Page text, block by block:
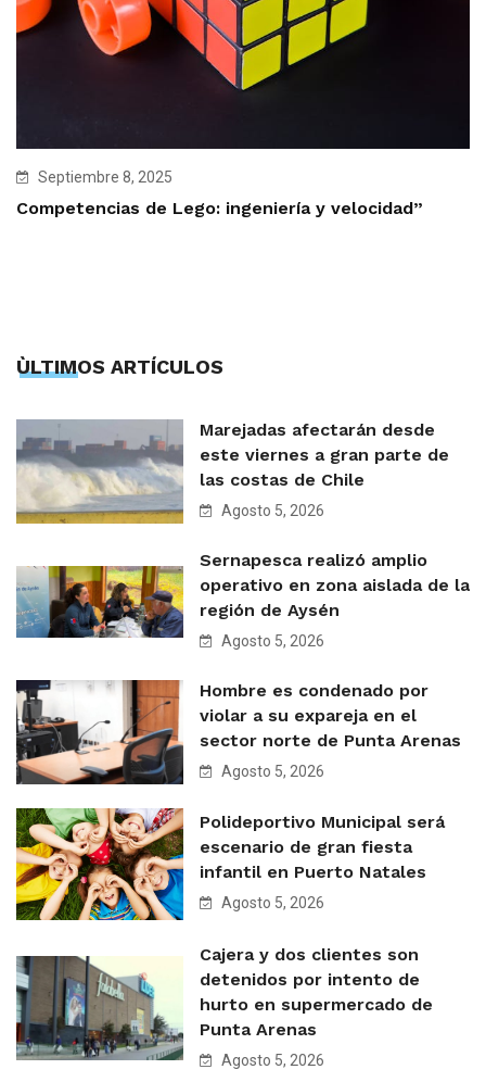
Septiembre 8, 2025
Competencias de Lego: ingeniería y velocidad”
ÙLTIMOS ARTÍCULOS
Marejadas afectarán desde
este viernes a gran parte de
las costas de Chile
Agosto 5, 2026
Sernapesca realizó amplio
operativo en zona aislada de la
región de Aysén
Agosto 5, 2026
Hombre es condenado por
violar a su expareja en el
sector norte de Punta Arenas
Agosto 5, 2026
Polideportivo Municipal será
escenario de gran fiesta
infantil en Puerto Natales
Agosto 5, 2026
Cajera y dos clientes son
detenidos por intento de
hurto en supermercado de
Punta Arenas
Agosto 5, 2026